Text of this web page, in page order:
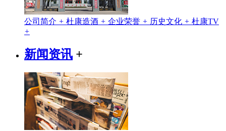
公司简介 + 杜康造酒 + 企业荣誉 + 历史文化 + 杜康TV
+
新闻资讯 +